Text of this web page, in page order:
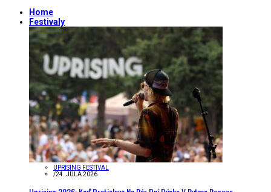
Home
Festivaly
UPRISING FESTIVAL
/24. JÚLA 2026